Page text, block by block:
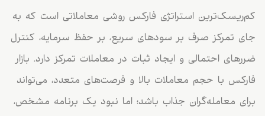
کم‌ریسک‌ترین استراتژی فارکس روشی معاملاتی است که به
جای تمرکز صرف بر سودهای سریع، بر حفظ سرمایه، کنترل
ضررهای احتمالی و ایجاد ثبات در معاملات تمرکز دارد. بازار
فارکس با حجم معاملات بالا و فرصت‌های متعدد، می‌تواند
برای معامله‌گران جذاب باشد؛ اما نبود یک برنامه مشخص،